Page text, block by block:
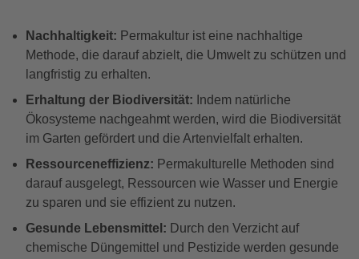
Nachhaltigkeit: Permakultur ist eine nachhaltige
Methode, die darauf abzielt, die Umwelt zu schützen und
langfristig zu erhalten.
Erhaltung der Biodiversität: Indem natürliche
Ökosysteme nachgeahmt werden, wird die Biodiversität
im Garten gefördert und die Artenvielfalt erhalten.
Ressourceneffizienz: Permakulturelle Methoden sind
darauf ausgelegt, Ressourcen wie Wasser und Energie
zu sparen und sie effizient zu nutzen.
Gesunde Lebensmittel: Durch den Verzicht auf
chemische Düngemittel und Pestizide werden gesunde